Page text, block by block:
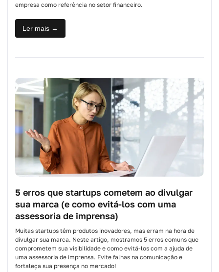
empresa como referência no setor financeiro.
Ler mais →
5 erros que startups cometem ao divulgar
sua marca (e como evitá-los com uma
assessoria de imprensa)
Muitas startups têm produtos inovadores, mas erram na hora de
divulgar sua marca. Neste artigo, mostramos 5 erros comuns que
comprometem sua visibilidade e como evitá-los com a ajuda de
uma assessoria de imprensa. Evite falhas na comunicação e
fortaleça sua presença no mercado!